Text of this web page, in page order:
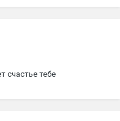
счастье тебе